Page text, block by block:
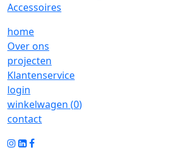
Accessoires
home
Over ons
projecten
Klantenservice
login
winkelwagen (0)
contact